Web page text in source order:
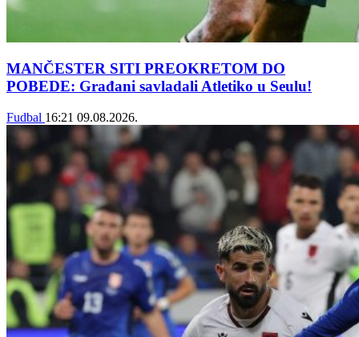
MANČESTER SITI PREOKRETOM DO
POBEDE: Građani savladali Atletiko u Seulu!
Fudbal 16:21 09.08.2026.